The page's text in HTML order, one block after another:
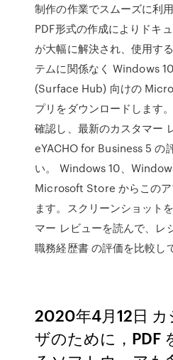
制作の作業でスムーズに利
PDF形式の作成によりドキ
が大幅に解決され、使用す
テムに関係なく Windows
(Surface Hub) 向けの
プリをダウンロードします
確認し、最新のカスタマー
eYACHO for Business 5 の
い。 Windows 10、
Microsoft Store からこのア
ます。スクリーンショット
マー レビューを読んで、レ
職務経歴書 の評価を比較し
2020年4月12日
ザのために，PDF